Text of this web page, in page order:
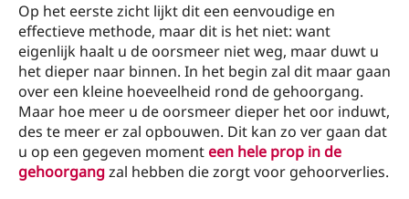
Op het eerste zicht lijkt dit een eenvoudige en
effectieve methode, maar dit is het niet: want
eigenlijk haalt u de oorsmeer niet weg, maar duwt u
het dieper naar binnen. In het begin zal dit maar gaan
over een kleine hoeveelheid rond de gehoorgang.
Maar hoe meer u de oorsmeer dieper het oor induwt,
des te meer er zal opbouwen. Dit kan zo ver gaan dat
u op een gegeven momenteen hele prop in de
gehoorgangzal hebben die zorgt voor gehoorverlies.